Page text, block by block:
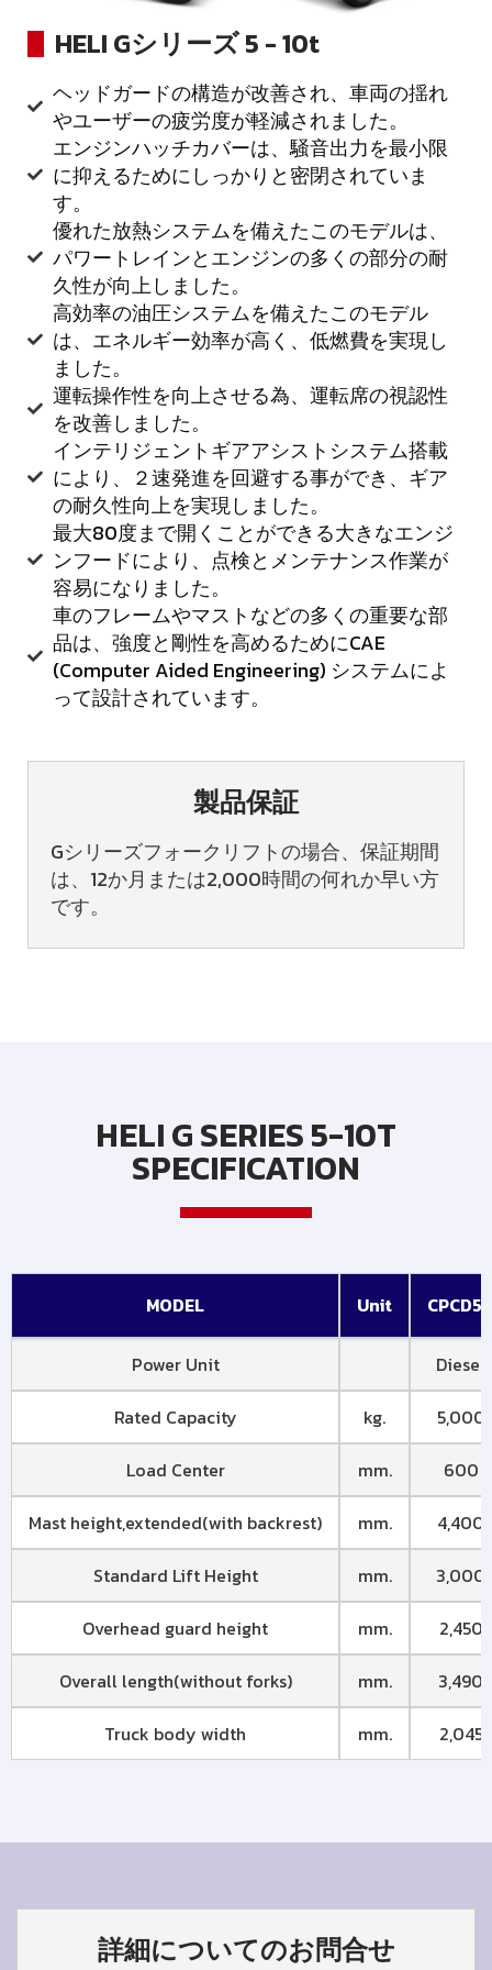
HELI Gシリーズ 5 - 10t
ヘッドガードの構造が改善され、車両の揺れ
やユーザーの疲労度が軽減されました。
エンジンハッチカバーは、騒音出力を最小限
に抑えるためにしっかりと密閉されていま
す。
優れた放熱システムを備えたこのモデルは、
パワートレインとエンジンの多くの部分の耐
久性が向上しました。
高効率の油圧システムを備えたこのモデル
は、エネルギー効率が高く、低燃費を実現し
ました。
運転操作性を向上させる為、運転席の視認性
を改善しました。
インテリジェントギアアシストシステム搭載
により、２速発進を回避する事ができ、ギア
の耐久性向上を実現しました。
最大80度まで開くことができる大きなエンジ
ンフードにより、点検とメンテナンス作業が
容易になりました。
車のフレームやマストなどの多くの重要な部
品は、強度と剛性を高めるためにCAE
(Computer Aided Engineering) システムによ
って設計されています。
製品保証
Gシリーズフォークリフトの場合、保証期間
は、12か月または2,000時間の何れか早い方
です。
HELI G SERIES 5-10T
SPECIFICATION
MODEL Unit
Power Unit
Diesel
Rated Capacity
kg.
5,000
Load Center
mm.
600
Mast height,extended(with backrest)
mm.
4,400
Standard Lift Height
mm.
3,000
Overhead guard height
mm.
2,450
Overall length(without forks)
mm.
3,490
Truck body width
mm. 2,045
詳細についてのお問合せ